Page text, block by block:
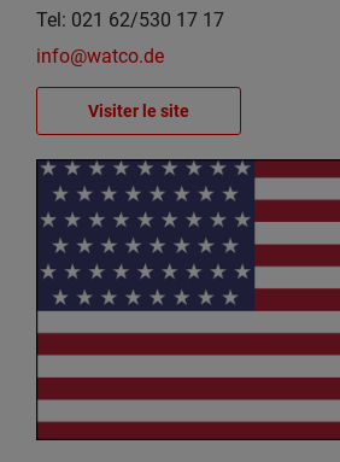
Tel: 021 62/530 17 17
info@watco.de
Visiter le site